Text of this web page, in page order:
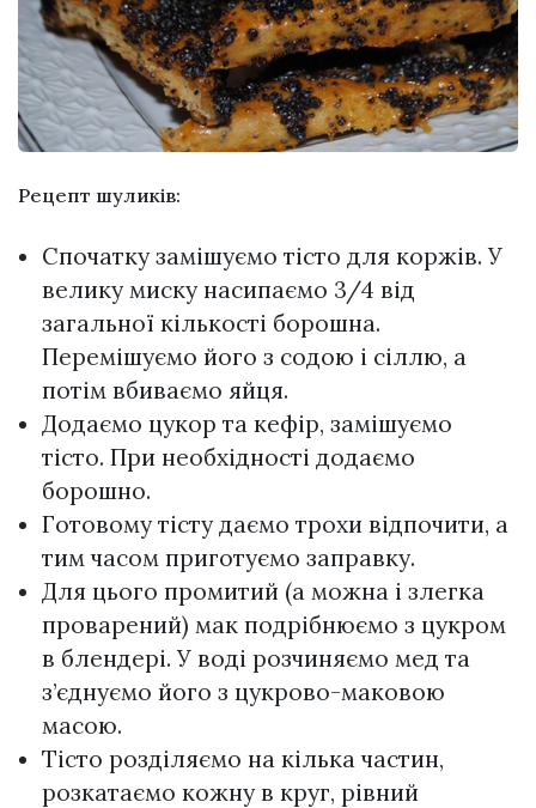
Рецепт шуликів:
Спочатку замішуємо тісто для коржів. У
велику миску насипаємо 3/4 від
загальної кількості борошна.
Перемішуємо його з содою і сіллю, а
потім вбиваємо яйця.
Додаємо цукор та кефір, замішуємо
тісто. При необхідності додаємо
борошно.
Готовому тісту даємо трохи відпочити, а
тим часом приготуємо заправку.
Для цього промитий (а можна і злегка
проварений) мак подрібнюємо з цукром
в блендері. У воді розчиняємо мед та
з’єднуємо його з цукрово-маковою
масою.
Тісто розділяємо на кілька частин,
розкатаємо кожну в круг, рівний